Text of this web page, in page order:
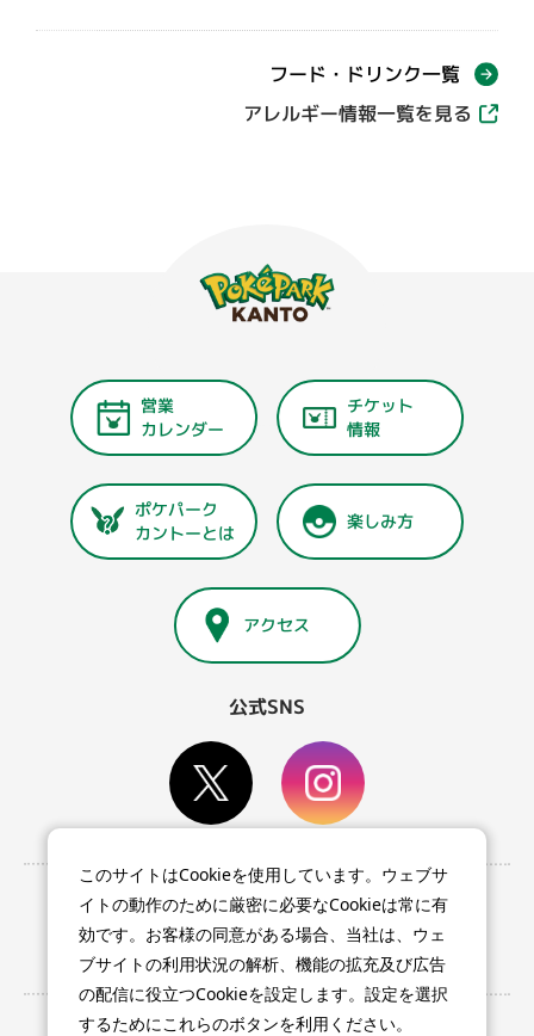
フード・ドリンク一覧
アレルギー情報一覧を見る
営業
カレンダー
チケット
情報
ポケパーク
カントーとは
楽しみ方
アクセス
公式SNS
利用条件等
プライバシーポリシー
特定商取引法に基づく表記
このサイトはCookieを使用しています。ウェブサ
イトの動作のために厳密に必要なCookieは常に有
効です。お客様の同意がある場合、当社は、ウェ
ブサイトの利用状況の解析、機能の拡充及び広告
の配信に役立つCookieを設定します。設定を選択
するためにこれらのボタンを利用ください。